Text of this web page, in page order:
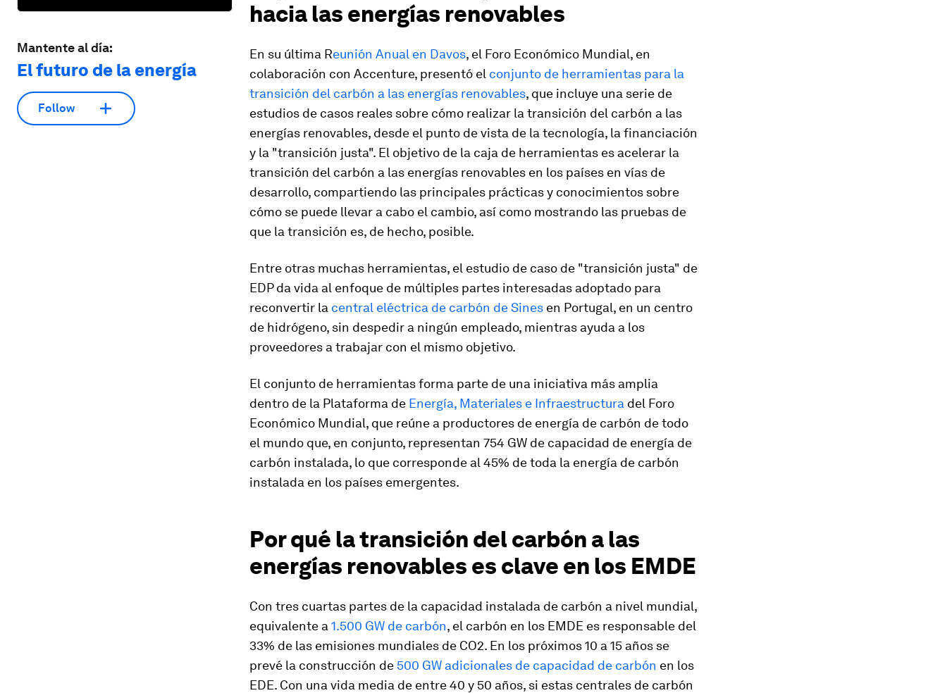
Mantente al día:
El futuro de la energía
Follow
hacia las energías renovables
En su última Reunión Anual en Davos, el Foro Económico Mundial, en
colaboración con Accenture, presentó el conjunto de herramientas para la
transición del carbón a las energías renovables, que incluye una serie de
estudios de casos reales sobre cómo realizar la transición del carbón a las
energías renovables, desde el punto de vista de la tecnología, la financiación
y la "transición justa". El objetivo de la caja de herramientas es acelerar la
transición del carbón a las energías renovables en los países en vías de
desarrollo, compartiendo las principales prácticas y conocimientos sobre
cómo se puede llevar a cabo el cambio, así como mostrando las pruebas de
que la transición es, de hecho, posible.
Entre otras muchas herramientas, el estudio de caso de "transición justa" de
EDP da vida al enfoque de múltiples partes interesadas adoptado para
reconvertir la central eléctrica de carbón de Sines en Portugal, en un centro
de hidrógeno, sin despedir a ningún empleado, mientras ayuda a los
proveedores a trabajar con el mismo objetivo.
El conjunto de herramientas forma parte de una iniciativa más amplia
dentro de la Plataforma de Energía, Materiales e Infraestructura del Foro
Económico Mundial, que reúne a productores de energía de carbón de todo
el mundo que, en conjunto, representan 754 GW de capacidad de energía de
carbón instalada, lo que corresponde al 45% de toda la energía de carbón
instalada en los países emergentes.
Por qué la transición del carbón a las
energías renovables es clave en los EMDE
Con tres cuartas partes de la capacidad instalada de carbón a nivel mundial,
equivalente a 1.500 GW de carbón, el carbón en los EMDE es responsable del
33% de las emisiones mundiales de CO2. En los próximos 10 a 15 años se
prevé la construcción de 500 GW adicionales de capacidad de carbón en los
EDE. Con una vida media de entre 40 y 50 años, si estas centrales de carbón